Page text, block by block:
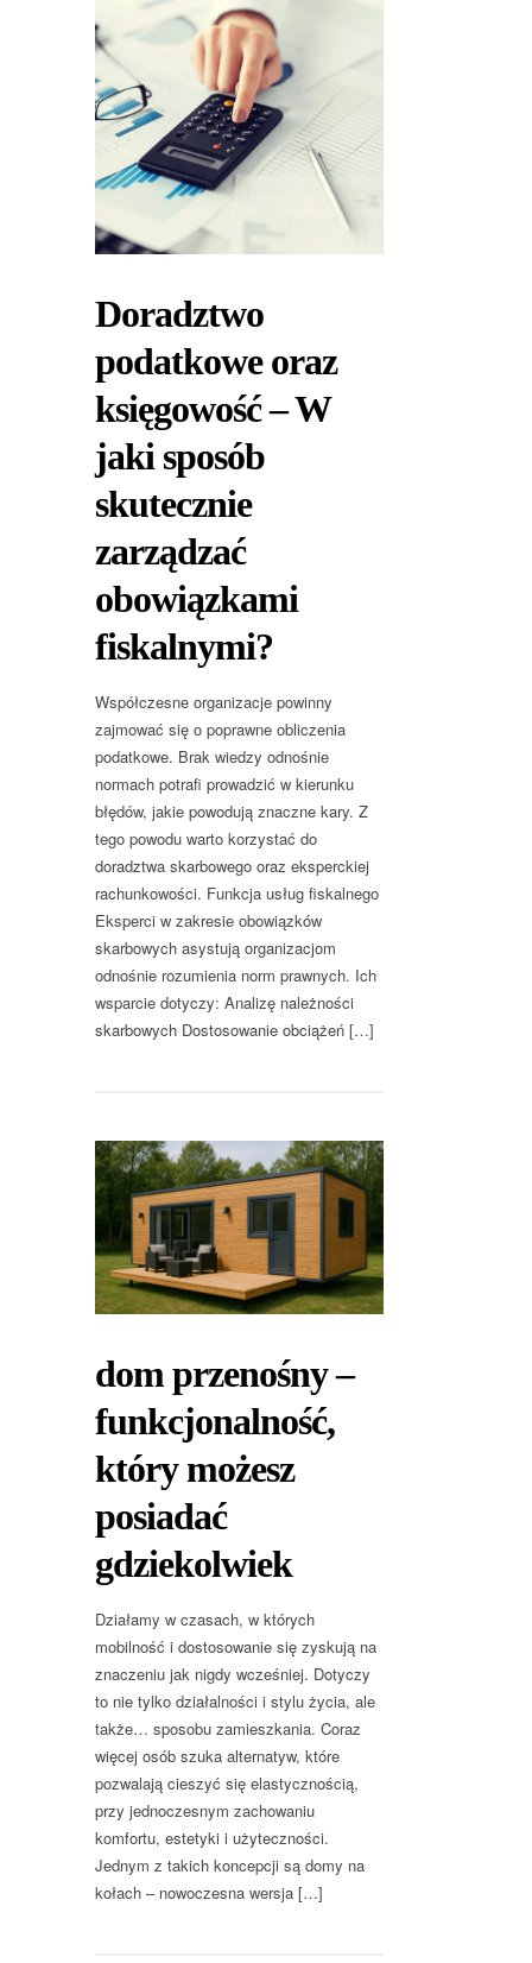
Doradztwo
podatkowe oraz
księgowość – W
jaki sposób
skutecznie
zarządzać
obowiązkami
fiskalnymi?
Współczesne organizacje powinny
zajmować się o poprawne obliczenia
podatkowe. Brak wiedzy odnośnie
normach potrafi prowadzić w kierunku
błędów, jakie powodują znaczne kary. Z
tego powodu warto korzystać do
doradztwa skarbowego oraz eksperckiej
rachunkowości. Funkcja usług fiskalnego
Eksperci w zakresie obowiązków
skarbowych asystują organizacjom
odnośnie rozumienia norm prawnych. Ich
wsparcie dotyczy: Analizę należności
skarbowych Dostosowanie obciążeń […]
dom przenośny –
funkcjonalność,
który możesz
posiadać
gdziekolwiek
Działamy w czasach, w których
mobilność i dostosowanie się zyskują na
znaczeniu jak nigdy wcześniej. Dotyczy
to nie tylko działalności i stylu życia, ale
także… sposobu zamieszkania. Coraz
więcej osób szuka alternatyw, które
pozwalają cieszyć się elastycznością,
przy jednoczesnym zachowaniu
komfortu, estetyki i użyteczności.
Jednym z takich koncepcji są domy na
kołach – nowoczesna wersja […]